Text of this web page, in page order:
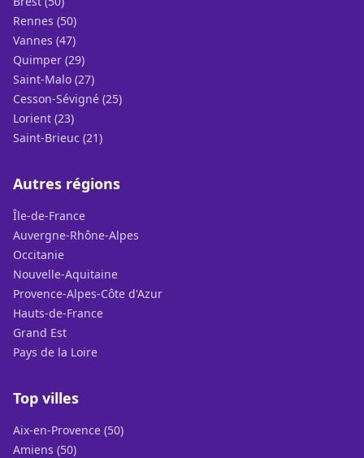
Rennes (50)
Vannes (47)
Quimper (29)
Saint-Malo (27)
Cesson-Sévigné (25)
Lorient (23)
Saint-Brieuc (21)
Autres régions
Île-de-France
Auvergne-Rhône-Alpes
Occitanie
Nouvelle-Aquitaine
Provence-Alpes-Côte d'Azur
Hauts-de-France
Grand Est
Pays de la Loire
Top villes
Aix-en-Provence (50)
Amiens (50)